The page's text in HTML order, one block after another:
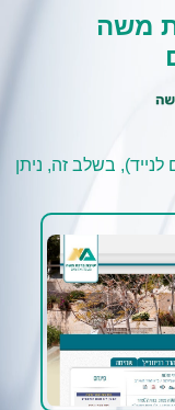
משה
בשלב זה, ניתן